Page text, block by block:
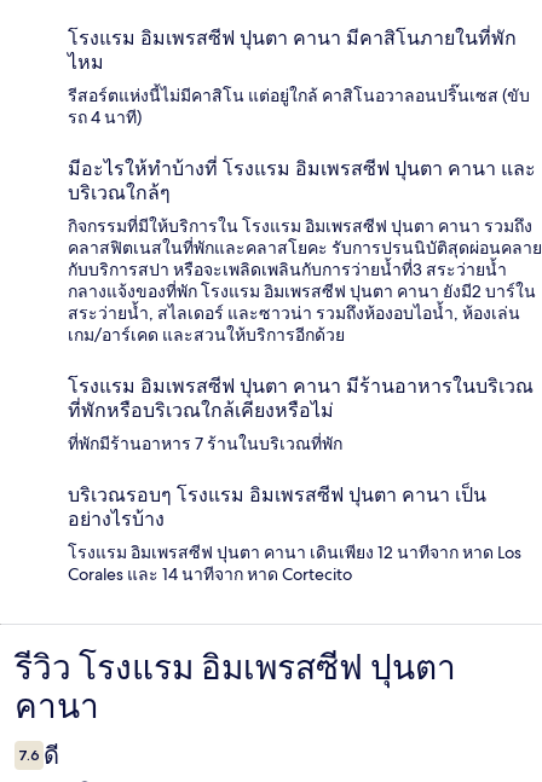
โรงแรม อิมเพรสซีฟ ปุนตา คานา มีคาสิโนภายในที่พัก
ไหม
รีสอร์ตแห่งนี้ไม่มีคาสิโน แต่อยู่ใกล้ คาสิโนอวาลอนปริ๊นเซส (ขับ
รถ 4 นาที)
มีอะไรให้ทำบ้างที่ โรงแรม อิมเพรสซีฟ ปุนตา คานา และ
บริเวณใกล้ๆ
กิจกรรมที่มีให้บริการใน โรงแรม อิมเพรสซีฟ ปุนตา คานา รวมถึง
คลาสฟิตเนสในที่พักและคลาสโยคะ รับการปรนนิบัติสุดผ่อนคลาย
กับบริการสปา หรือจะเพลิดเพลินกับการว่ายน้ำที่3 สระว่ายน้ำ
กลางแจ้งของที่พัก โรงแรม อิมเพรสซีฟ ปุนตา คานา ยังมี2 บาร์ใน
สระว่ายน้ำ, สไลเดอร์ และซาวน่า รวมถึงห้องอบไอน้ำ, ห้องเล่น
เกม/อาร์เคด และสวนให้บริการอีกด้วย
โรงแรม อิมเพรสซีฟ ปุนตา คานา มีร้านอาหารในบริเวณ
ที่พักหรือบริเวณใกล้เคียงหรือไม่
ที่พักมีร้านอาหาร 7 ร้านในบริเวณที่พัก
บริเวณรอบๆ โรงแรม อิมเพรสซีฟ ปุนตา คานา เป็น
อย่างไรบ้าง
โรงแรม อิมเพรสซีฟ ปุนตา คานา เดินเพียง 12 นาทีจาก หาด Los
Corales และ 14 นาทีจาก หาด Cortecito
รีวิว
รีวิว โรงแรม อิมเพรสซีฟ ปุนตา
คานา
7.6 ดี